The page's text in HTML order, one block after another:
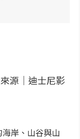
海岸、山谷與山